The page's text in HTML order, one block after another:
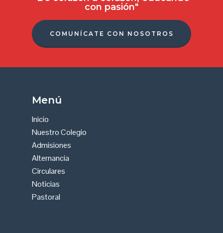
con pasión"
COMUNÍCATE CON NOSOTROS
Menú
Inicio
Nuestro Colegio
Admisiones
Alternancia
Circulares
Noticias
Pastoral
Nuestro Colegio
Noticias
Admisiones